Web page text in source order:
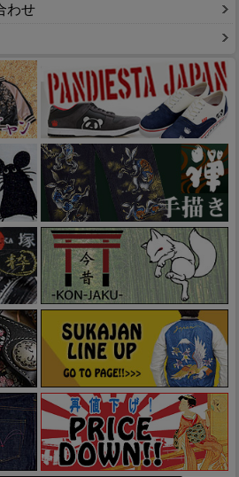
わせ